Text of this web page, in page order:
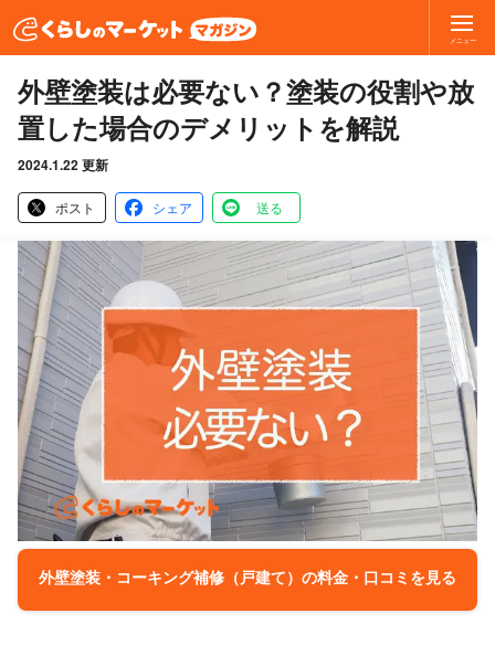
メニュー
外壁塗装は必要ない？塗装の役割や放
置した場合のデメリットを解説
2024.1.22 更新
ポスト シェア 送る
外壁塗装・コーキング補修（戸建て）の料金・口コミを見る